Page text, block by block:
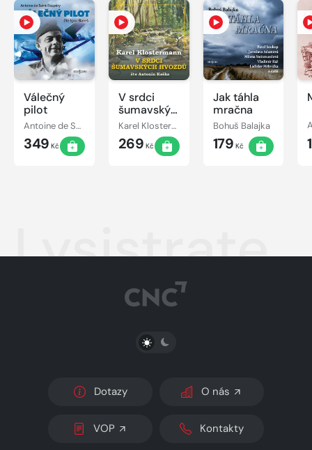
Válečný
pilot
Antoine de Saint-Exupéry
349 Kč
V srdci
šumavských
hvozdů
Karel Klostermann
269 Kč
Jak táhla
mračna
Bohuš Balajka
179 Kč
Lysistrate
PŘEPNOUT SVĚTLÝ/TMAVÝ REŽIM
Dotazy O nás
VOP Kontakty